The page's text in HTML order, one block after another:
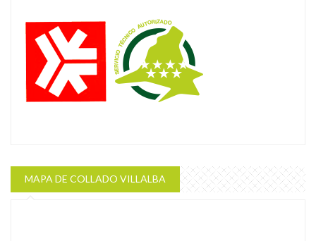
MAPA DE COLLADO VILLALBA